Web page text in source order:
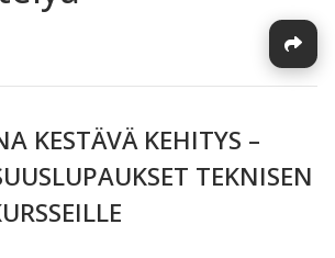
KESTÄVÄ KEHITYS –
TEKNISEN